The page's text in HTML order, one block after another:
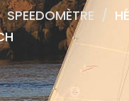
SPEEDOMÈTRE /